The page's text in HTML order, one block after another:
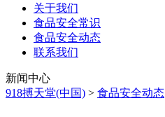
关于我们
食品安全常识
食品安全动态
联系我们
新闻中心
918搏天堂(中国) > 食品安全动态